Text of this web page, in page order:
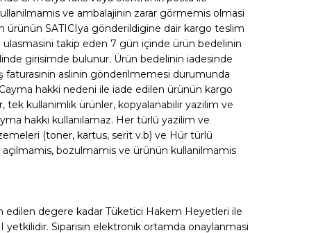
ve ambalajinin zarar görmemis olmasi
ürünün SATICIya gönderildigine dair kargo teslim
takip eden 7 gün içinde ürün bedelinin
girisimde bulunur. Ürün bedelinin iadesinde
faturasinin aslinin gönderilmemesi durumunda
hakki nedeni ile iade edilen ürünün kargo
kullanimlik ürünler, kopyalanabilir yazilim ve
hakki kullanılamaz. Her türlü yazilim ve
(toner, kartus, serit v.b) ve Hür türlü
bozulmamis ve ürünün kullanilmamis
edilen degere kadar Tüketici Hakem Heyetleri ile
yetkilidir. Siparisin elektronik ortamda onaylanmasi